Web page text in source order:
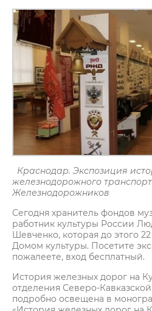
Краснодар. Экспозиция
железнодорожного
Железнодорожников
Сегодня хранитель фондов
работник культуры России
Шевченко, которая до этого
Домом культуры. Посетите
пожалеете, вход бесплатный.
История железных дорог на
отделения Северо-
подробно освещена в